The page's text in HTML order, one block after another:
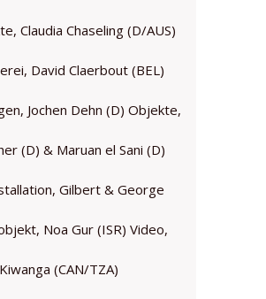
Claudia Chaseling (D/AUS)
David Claerbout (BEL)
Jochen Dehn (D) Objekte,
(D) & Maruan el Sani (D)
Gilbert & George
Noa Gur (ISR) Video,
(CAN/TZA)